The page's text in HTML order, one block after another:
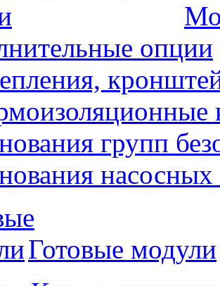
опции
групп
насосных
Готовые модули